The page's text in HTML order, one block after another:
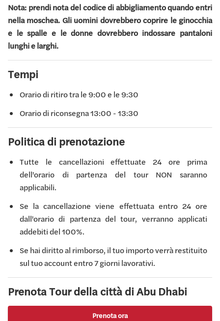
Nota: prendi nota del codice di abbigliamento quando entri
nella moschea. Gli uomini dovrebbero coprire le ginocchia
e le spalle e le donne dovrebbero indossare pantaloni
lunghi e larghi.
Tempi
Orario di ritiro tra le 9:00 e le 9:30
Orario di riconsegna 13:00 - 13:30
Politica di prenotazione
Tutte le cancellazioni effettuate 24 ore prima
dell'orario di partenza del tour NON saranno
applicabili.
Se la cancellazione viene effettuata entro 24 ore
dall'orario di partenza del tour, verranno applicati
addebiti del 100%.
Se hai diritto al rimborso, il tuo importo verrà restituito
sul tuo account entro 7 giorni lavorativi.
Prenota Tour della città di Abu Dhabi
Prenota ora